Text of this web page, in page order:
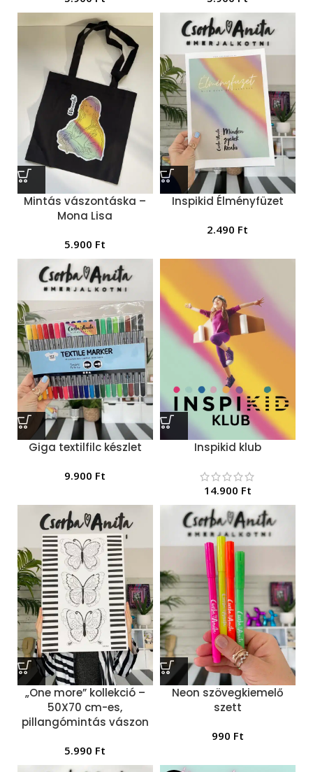
Mintás vászontáska –
Mona Lisa
5.900 Ft
Inspikid Élményfüzet
2.490 Ft
Giga textilfilc készlet
9.900 Ft
Inspikid klub
14.900 Ft
„One more” kollekció –
50X70 cm-es,
pillangómintás vászon
5.990 Ft
Neon szövegkiemelő
szett
990 Ft